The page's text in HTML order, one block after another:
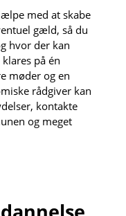
med at skabe
gæld, så du
hvor der kan
på én
møder og en
rådgiver kan
kontakte
og meget